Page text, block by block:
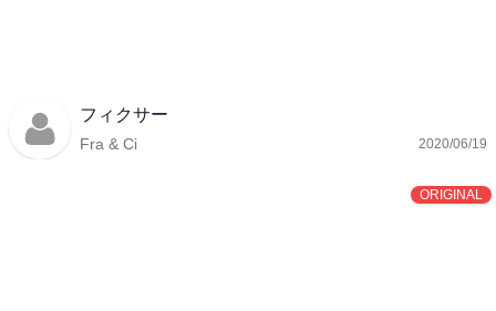
フィクサー
Fra & Ci 2020/06/19
ORIGINAL